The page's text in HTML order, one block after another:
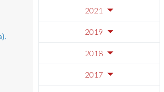
2021
2019
2018
2017